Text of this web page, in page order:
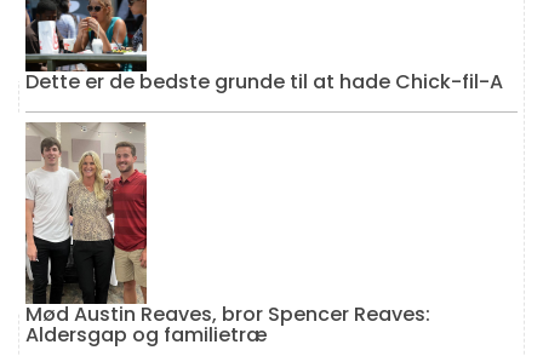
Dette er de bedste grunde til at hade Chick-fil-A
Mød Austin Reaves, bror Spencer Reaves:
Aldersgap og familietræ